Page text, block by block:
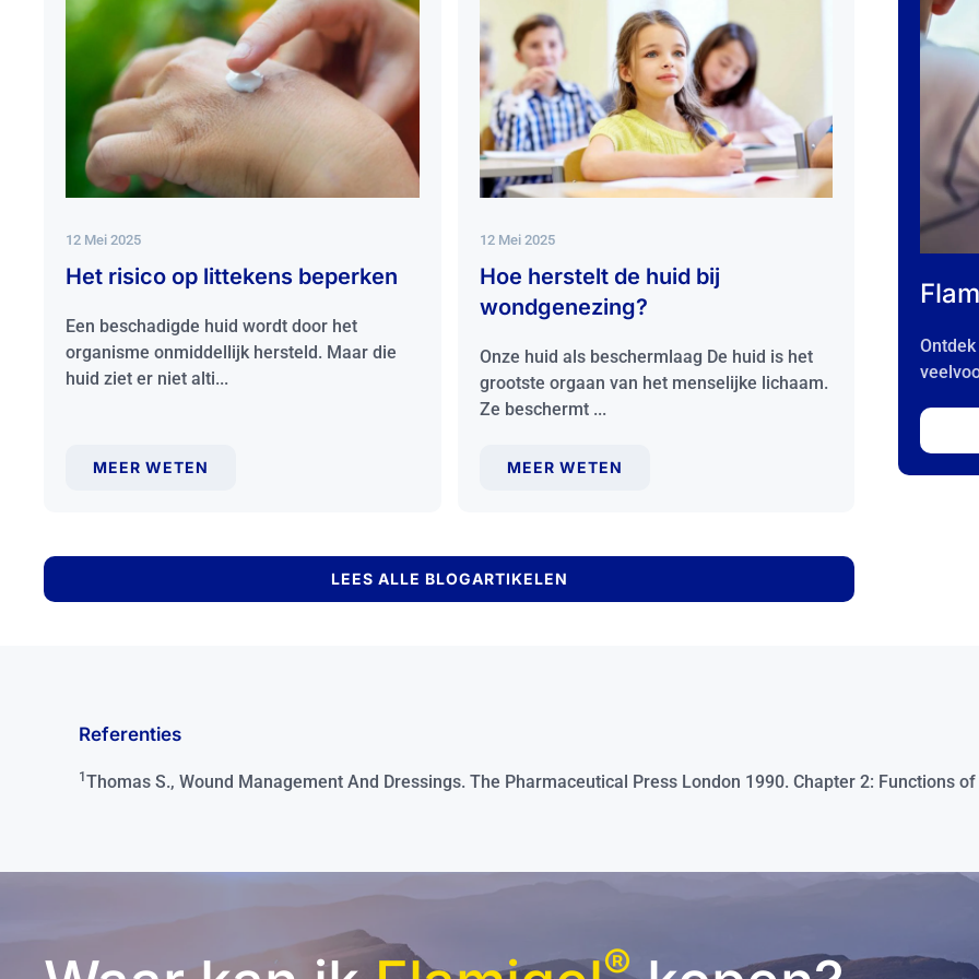
12 Mei 2025
Het risico op littekens beperken
Een beschadigde huid wordt door het
organisme onmiddellijk hersteld. Maar die
huid ziet er niet alti...
MEER WETEN
12 Mei 2025
Hoe herstelt de huid bij
wondgenezing?
Onze huid als beschermlaag De huid is het
grootste orgaan van het menselijke lichaam.
Ze beschermt ...
MEER WETEN
Wees
naam
LEES ALLE BLOGARTIKELEN
Referenties
1 Thomas S., Wound Management And Dressings. The Pharmaceutical Press London 1990. Chapter 2: Functions of
®